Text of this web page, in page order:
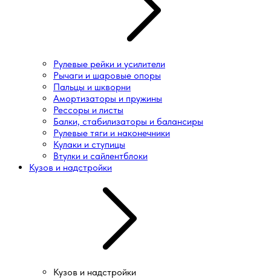
Рулевые рейки и усилители
Рычаги и шаровые опоры
Пальцы и шкворни
Амортизаторы и пружины
Рессоры и листы
Балки, стабилизаторы и балансиры
Рулевые тяги и наконечники
Кулаки и ступицы
Втулки и сайлентблоки
Кузов и надстройки
Кузов и надстройки